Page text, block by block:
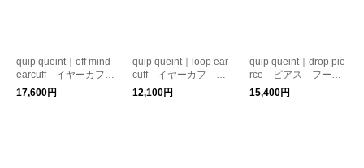
quip queint｜off mind
earcuff イヤーカフ
ハートモチーフ シル
バー925
17,600円
quip queint｜loop ear
cuff イヤーカフ シ
ルバー925 ユニセッ
クス
12,100円
quip queint｜drop pie
rce ピアス フー
プ シルバー925
15,400円